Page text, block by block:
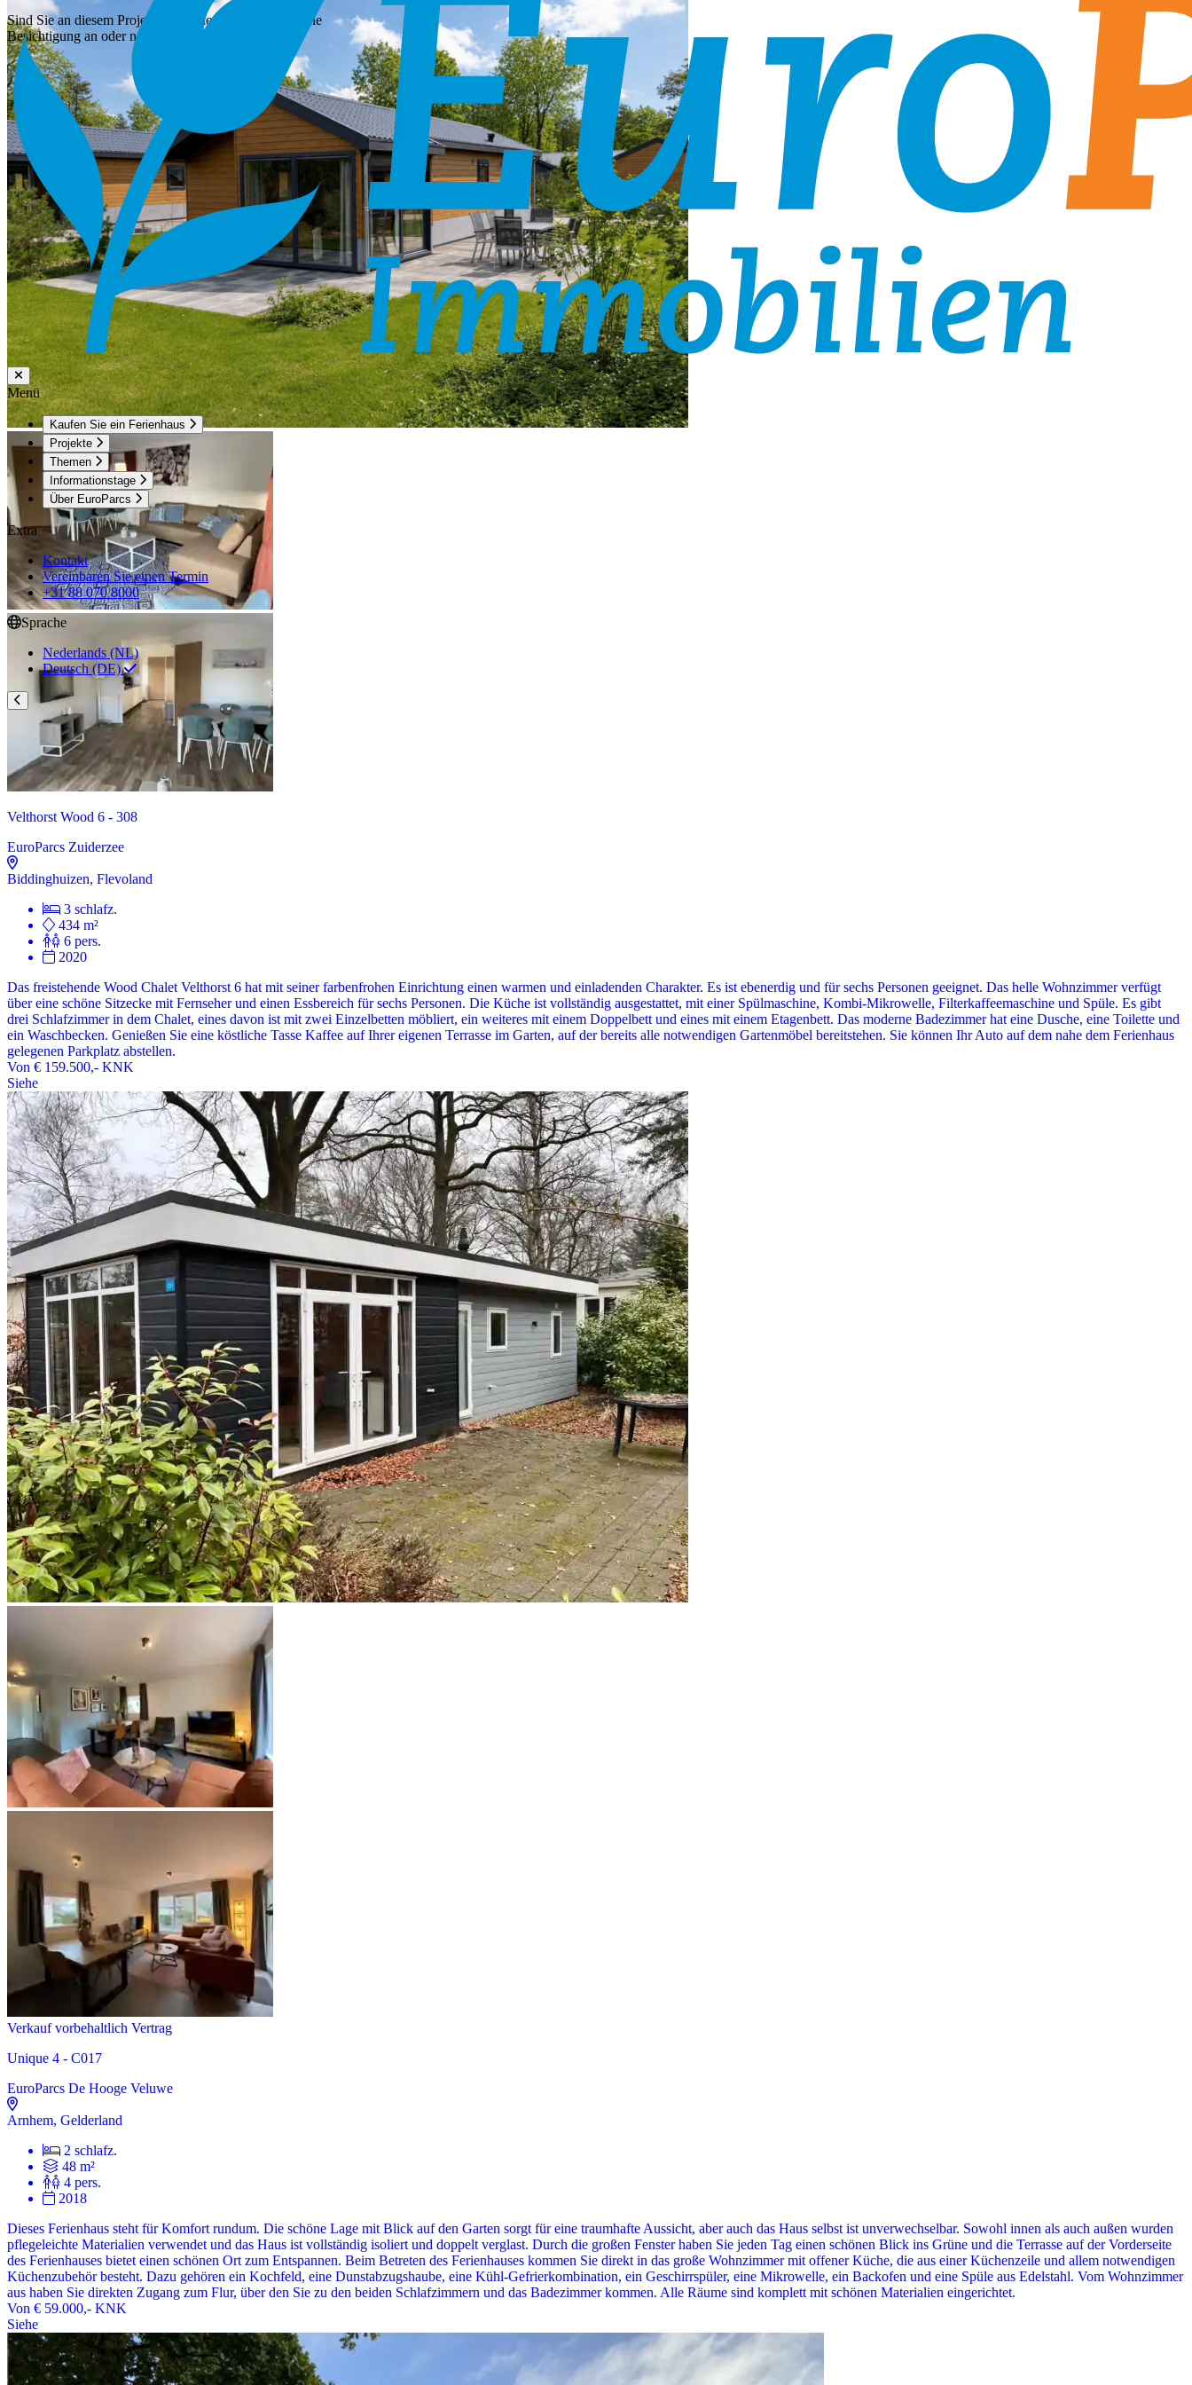
Menü
Kaufen Sie ein Ferienhaus
Projekte
Themen
Informationstage
Über EuroParcs
Extra
Kontakt
Vereinbaren Sie einen Termin
+31 88 070 8000
Sprache
Nederlands (NL)
Deutsch (DE)
Sind Sie an diesem Projekt interessiert? Fordern Sie eine
Besichtigung an oder nehmen Sie Kontakt auf!
Velthorst Wood 6 - 308
EuroParcs Zuiderzee
Biddinghuizen, Flevoland
3 schlafz.
434 m²
6 pers.
2020
Das freistehende Wood Chalet Velthorst 6 hat mit seiner farbenfrohen Einrichtung einen warmen und einladenden Charakter. Es ist ebenerdig und für sechs Personen geeignet. Das helle Wohnzimmer verfügt
über eine schöne Sitzecke mit Fernseher und einen Essbereich für sechs Personen. Die Küche ist vollständig ausgestattet, mit einer Spülmaschine, Kombi-Mikrowelle, Filterkaffeemaschine und Spüle. Es gibt
drei Schlafzimmer in dem Chalet, eines davon ist mit zwei Einzelbetten möbliert, ein weiteres mit einem Doppelbett und eines mit einem Etagenbett. Das moderne Badezimmer hat eine Dusche, eine Toilette und
ein Waschbecken. Genießen Sie eine köstliche Tasse Kaffee auf Ihrer eigenen Terrasse im Garten, auf der bereits alle notwendigen Gartenmöbel bereitstehen. Sie können Ihr Auto auf dem nahe dem Ferienhaus
gelegenen Parkplatz abstellen.
Von € 159.500,- KNK
Siehe
Verkauf vorbehaltlich Vertrag
Unique 4 - C017
EuroParcs De Hooge Veluwe
Arnhem, Gelderland
2 schlafz.
48 m²
4 pers.
2018
Dieses Ferienhaus steht für Komfort rundum. Die schöne Lage mit Blick auf den Garten sorgt für eine traumhafte Aussicht, aber auch das Haus selbst ist unverwechselbar. Sowohl innen als auch außen wurden
pflegeleichte Materialien verwendet und das Haus ist vollständig isoliert und doppelt verglast. Durch die großen Fenster haben Sie jeden Tag einen schönen Blick ins Grüne und die Terrasse auf der Vorderseite
des Ferienhauses bietet einen schönen Ort zum Entspannen. Beim Betreten des Ferienhauses kommen Sie direkt in das große Wohnzimmer mit offener Küche, die aus einer Küchenzeile und allem notwendigen
Küchenzubehör besteht. Dazu gehören ein Kochfeld, eine Dunstabzugshaube, eine Kühl-Gefrierkombination, ein Geschirrspüler, eine Mikrowelle, ein Backofen und eine Spüle aus Edelstahl. Vom Wohnzimmer
aus haben Sie direkten Zugang zum Flur, über den Sie zu den beiden Schlafzimmern und das Badezimmer kommen. Alle Räume sind komplett mit schönen Materialien eingerichtet.
Von € 59.000,- KNK
Siehe